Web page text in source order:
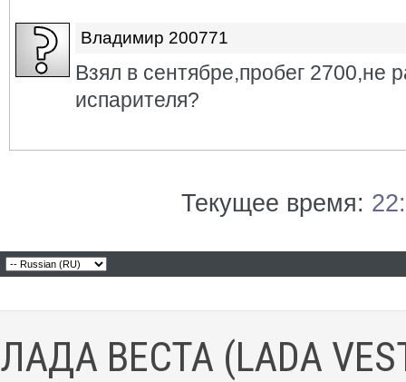
Владимир 200771
Взял в сентябре,пробег 2700,не
испарителя?
Текущее время:
ЛАДА ВЕСТА (LADA